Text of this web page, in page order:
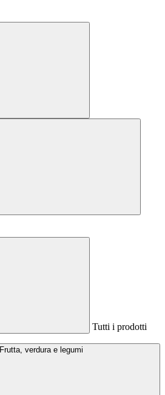
Tutti i prodotti
Frutta, verdura e legumi